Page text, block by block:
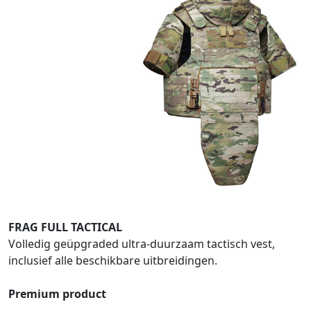
FRAG FULL TACTICAL
Volledig geüpgraded ultra-duurzaam tactisch vest,
inclusief alle beschikbare uitbreidingen.
Premium product